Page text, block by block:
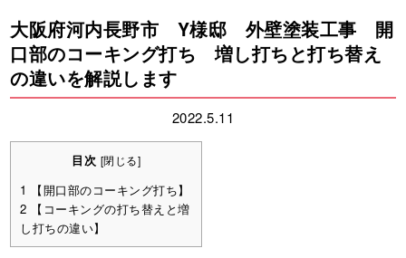
大阪府河内長野市 Y様邸 外壁塗装工事 開
口部のコーキング打ち 増し打ちと打ち替え
の違いを解説します
2022.5.11
目次 [閉じる]
1
【開口部のコーキング打ち】
2 【コーキングの打ち替えと増
し打ちの違い】